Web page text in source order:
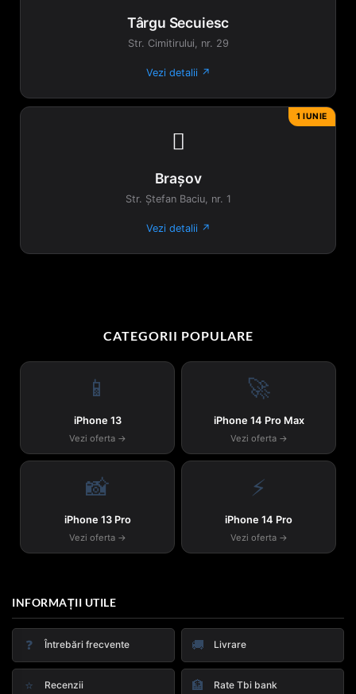
Târgu Secuiesc
Str. Cimitirului, nr. 29
Vezi detalii ↗
1 IUNIE

Brașov
Str. Ștefan Baciu, nr. 1
Vezi detalii ↗
CATEGORII POPULARE
📱
iPhone 13
Vezi oferta →
🚀
iPhone 14 Pro Max
Vezi oferta →
📸
iPhone 13 Pro
Vezi oferta →
⚡
iPhone 14 Pro
Vezi oferta →
INFORMAȚII UTILE
❓ Întrebări frecvente 🚚 Livrare
⭐ Recenzii 🏦 Rate Tbi bank